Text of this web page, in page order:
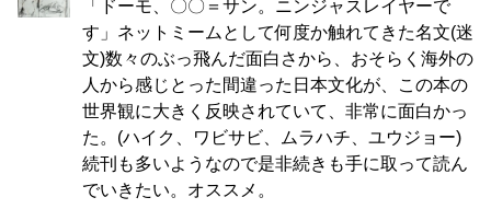
「ドーモ、〇〇＝サン。ニンジャスレイヤーで
す」ネットミームとして何度か触れてきた名文(迷
文)数々のぶっ飛んだ面白さから、おそらく海外の
人から感じとった間違った日本文化が、この本の
世界観に大きく反映されていて、非常に面白かっ
た。(ハイク、ワビサビ、ムラハチ、ユウジョー)
続刊も多いようなので是非続きも手に取って読ん
でいきたい。オススメ。